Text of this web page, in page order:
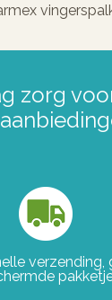
zorg
verzending,